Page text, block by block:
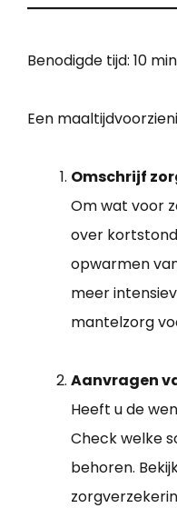
Benodigde tijd: 10
Een
Omschrijf
Om wat voor
over
opwarmen
meer
mantelzorg
Aanvragen
Heeft u de
Check welke
behoren.